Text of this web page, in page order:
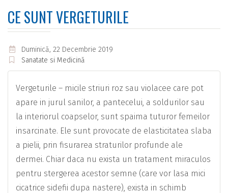
CE SUNT VERGETURILE
Duminică, 22 Decembrie 2019
Sanatate si Medicină
Vergeturile – micile striuri roz sau violacee care pot
apare in jurul sanilor, a pantecelui, a soldurilor sau
la interiorul coapselor, sunt spaima tuturor femeilor
insarcinate. Ele sunt provocate de elasticitatea slaba
a pielii, prin fisurarea straturilor profunde ale
dermei. Chiar daca nu exista un tratament miraculos
pentru stergerea acestor semne (care vor lasa mici
cicatrice sidefii dupa nastere), exista in schimb